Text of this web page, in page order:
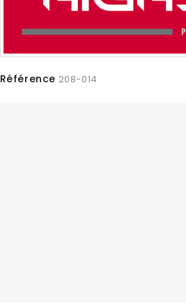
Référence 208-014